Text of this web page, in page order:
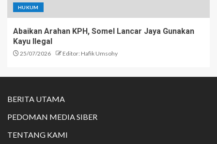
HUKUM
Abaikan Arahan KPH, Somel Lancar Jaya Gunakan
Kayu Ilegal
25/07/2026 Editor: Hafik Umsohy
BERITA UTAMA
PEDOMAN MEDIA SIBER
TENTANG KAMI